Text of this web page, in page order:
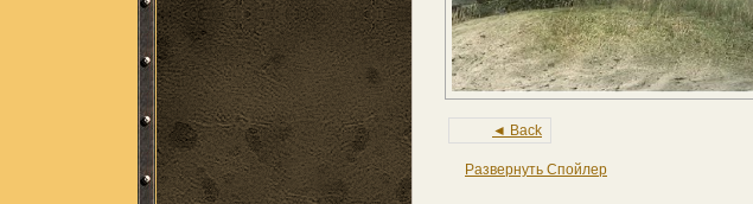
◄ Back
Развернуть Спойлер